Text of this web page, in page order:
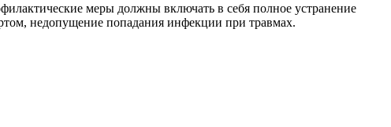
меры должны включать в себя полное устранение
недопущение попадания инфекции при травмах.